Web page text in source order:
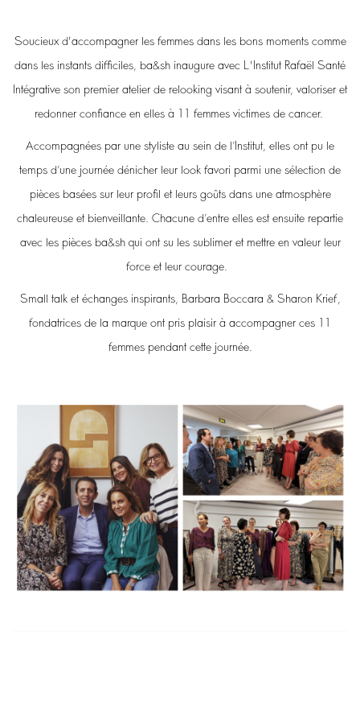
Soucieux d'accompagner les femmes dans les bons moments comme
dans les instants difficiles, ba&sh inaugure avec L'Institut Rafaël Santé
Intégrative son premier atelier de relooking visant à soutenir, valoriser et
redonner confiance en elles à 11 femmes victimes de cancer.
Accompagnées par une styliste au sein de l’Institut, elles ont pu le
temps d’une journée dénicher leur look favori parmi une sélection de
pièces basées sur leur profil et leurs goûts dans une atmosphère
chaleureuse et bienveillante. Chacune d’entre elles est ensuite repartie
avec les pièces ba&sh qui ont su les sublimer et mettre en valeur leur
force et leur courage.
Small talk et échanges inspirants, Barbara Boccara & Sharon Krief,
fondatrices de la marque ont pris plaisir à accompagner ces 11
femmes pendant cette journée.